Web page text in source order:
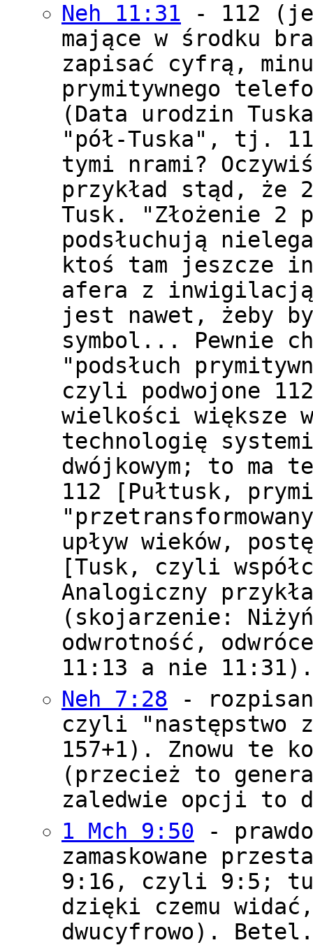
Neh 11:31 - 112
mające w środku
zapisać cyfrą,
prymitywnego
(Data urodzin
"pół-Tuska", tj.
tymi nrami?
przykład stąd,
Tusk. "Złożenie 2
podsłuchują
ktoś tam jeszcze
afera z
jest nawet, żeby
symbol... Pewnie
"podsłuch
czyli podwojone
wielkości większe
technologię
dwójkowym; to
112 [Pułtusk,
upływ wieków,
[Tusk, czyli
Analogiczny
(skojarzenie:
odwrotność,
11:13 a nie 11:31).
Neh 7:28 -
czyli "następstwo
157+1). Znowu te
(przecież to
zaledwie opcji to
1 Mch 9:50 -
zamaskowane
9:16, czyli 9:5;
dzięki czemu
dwucyfrowo). Betel.